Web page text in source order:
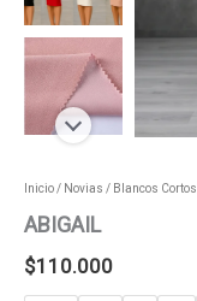
Inicio/ Novias / Blancos Cortos
ABIGAIL
$110.000